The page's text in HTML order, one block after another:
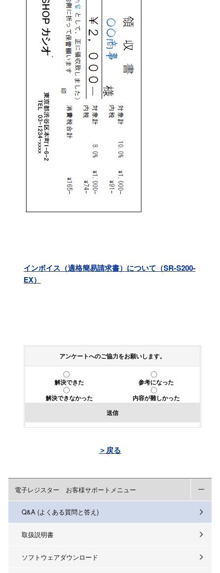
インボイス（適格簡易請求書）について（SR-S200-
EX）
アンケートへのご協力をお願いします。
解決できた
参考になった
解決できなかった
内容が難しかった
送信
＞戻る
電子レジスター お客様サポートメニュー
Q&A (よくある質問と答え)
取扱説明書
ソフトウェアダウンロード